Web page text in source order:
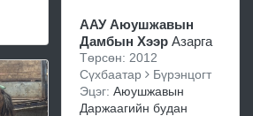
ААУ Аюушжавын
Дамбын Хээр Азарга
Төрсөн: 2012
Сүхбаатар
Бүрэнцогт
Эцэг: Аюушжавын
Даржаагийн будан